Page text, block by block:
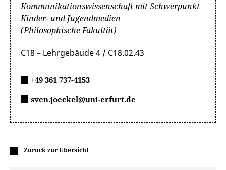
Kommunikationswissenschaft mit Schwerpunkt
Kinder- und Jugendmedien
(Philosophische Fakultät)
C18 – Lehrgebäude 4 / C18.02.43
+49 361 737-4153
sven.joeckel@uni-erfurt.de
Zurück zur Übersicht